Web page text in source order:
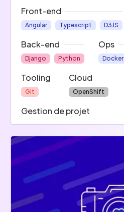
Front-end
Angular Typescript D3JS
Back-end
Django Python
Ops
Docker
Tooling
Git
Cloud
OpenShift
Gestion de projet
Trello